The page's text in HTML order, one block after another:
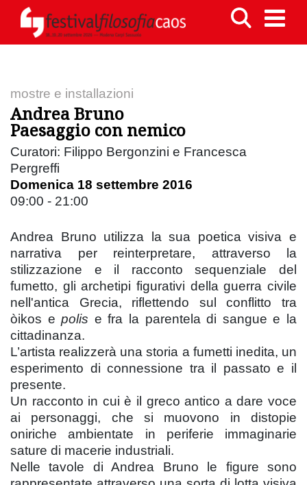
mostre e installazioni
Andrea Bruno
Paesaggio con nemico
Curatori: Filippo Bergonzini e Francesca
Pergreffi
Domenica 18 settembre 2016
09:00 - 21:00
Andrea Bruno utilizza la sua poetica visiva e
narrativa per reinterpretare, attraverso la
stilizzazione e il racconto sequenziale del
fumetto, gli archetipi figurativi della guerra civile
nell'antica Grecia, riflettendo sul conflitto tra
òikos epolis e fra la parentela di sangue e la
cittadinanza.
L’artista realizzerà una storia a fumetti inedita, un
esperimento di connessione tra il passato e il
presente.
Un racconto in cui è il greco antico a dare voce
ai personaggi, che si muovono in distopie
oniriche ambientate in periferie immaginarie
sature di macerie industriali.
Nelle tavole di Andrea Bruno le figure sono